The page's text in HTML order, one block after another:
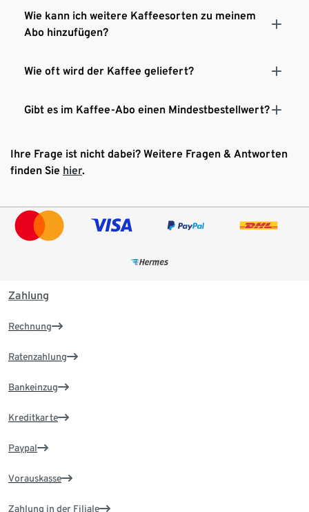
Wie kann ich weitere Kaffeesorten zu meinem
Abo hinzufügen?
Wie oft wird der Kaffee geliefert?
Gibt es im Kaffee-Abo einen Mindestbestellwert?
Ihre Frage ist nicht dabei? Weitere Fragen & Antworten
finden Sie hier.
Zahlung
Rechnung
Ratenzahlung
Bankeinzug
Kreditkarte
Paypal
Vorauskasse
Zahlung in der Filiale